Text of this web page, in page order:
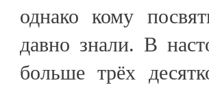
однако кому
давно знали. В
больше трёх